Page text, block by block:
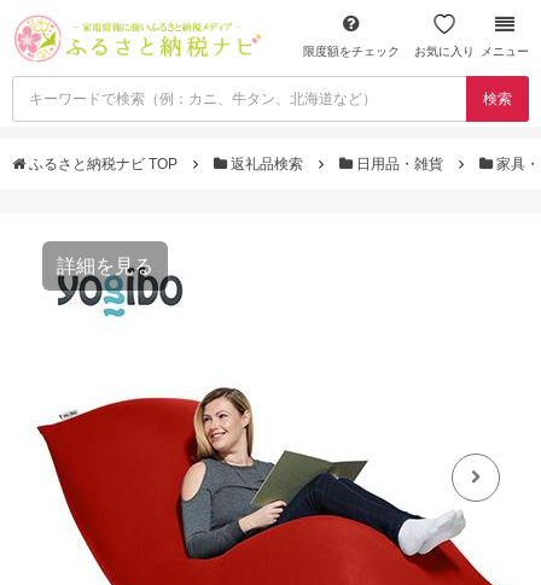
限度額をチェック お気に入り メニュー
検索
ふるさと納税ナビ TOP 返礼品検索 日用品・雑貨 家具
詳細を見る